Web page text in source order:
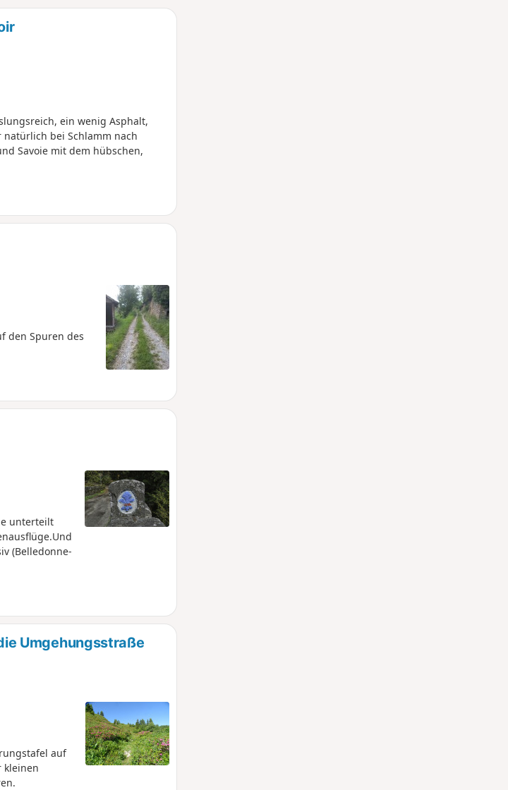
ein wenig Asphalt,
bei Schlamm nach
Savoie mit dem hübschen,
den Spuren des
unterteilt
(Belledonne-
Umgehungsstraße
auf
kleinen